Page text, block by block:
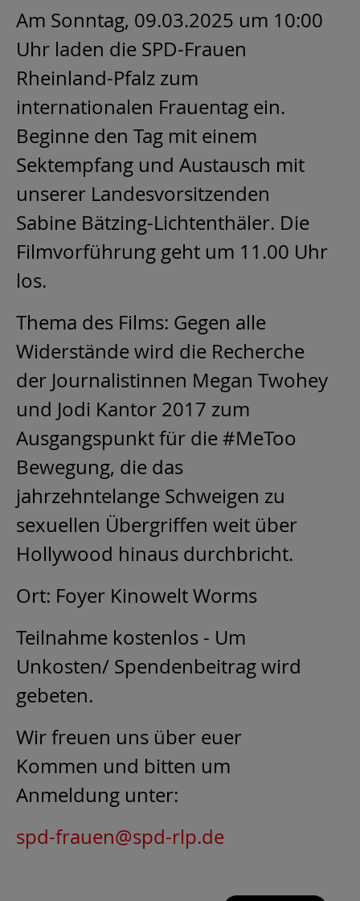
Am Sonntag, 09.03.2025 um 10:00
Uhr laden die SPD-Frauen
Rheinland-Pfalz zum
internationalen Frauentag ein.
Beginne den Tag mit einem
Sektempfang und Austausch mit
unserer Landesvorsitzenden
Sabine Bätzing-Lichtenthäler. Die
Filmvorführung geht um 11.00 Uhr
los.
Thema des Films: Gegen alle
Widerstände wird die Recherche
der Journalistinnen Megan Twohey
und Jodi Kantor 2017 zum
Ausgangspunkt für die #MeToo
Bewegung, die das
jahrzehntelange Schweigen zu
sexuellen Übergriffen weit über
Hollywood hinaus durchbricht.
Ort: Foyer Kinowelt Worms
Teilnahme kostenlos - Um
Unkosten/ Spendenbeitrag wird
gebeten.
Wir freuen uns über euer
Kommen und bitten um
Anmeldung unter:
spd-frauen@spd-rlp.de